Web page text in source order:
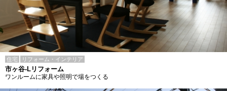
住宅 リフォーム・インテリア
市ヶ谷-Lリフォーム
ワンルームに家具や照明で場をつくる